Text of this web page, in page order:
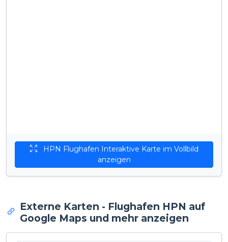
anzeigen
Externe Karten - Flughafen HPN auf
Google Maps und mehr anzeigen